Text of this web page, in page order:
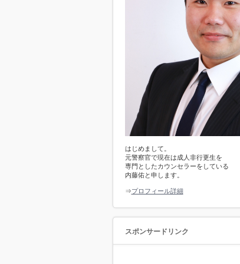
はじめまして。
元警察官で現在は成人非行更生を
専門としたカウンセラーをしている
内藤佑と申します。
⇒プロフィール詳細
スポンサードリンク